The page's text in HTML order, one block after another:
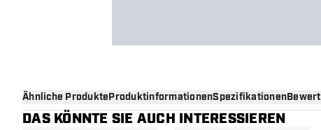
Ähnliche ProdukteProduktinformationenSpezifikationen
DAS KÖNNTE SIE AUCH INTERESSIEREN